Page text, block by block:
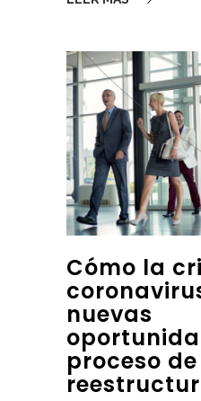
Cómo la
nuevas
proceso de